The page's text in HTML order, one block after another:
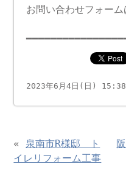
お問い合わせフォーム
2023年6月4日(日)
« 泉南市R様邸 ト
イレリフォーム工事